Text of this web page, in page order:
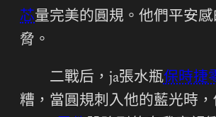
芯量完美的圓規。他們平安
脅。
二戰后，ja張水瓶保時捷
糟，當圓規刺入他的藍光時